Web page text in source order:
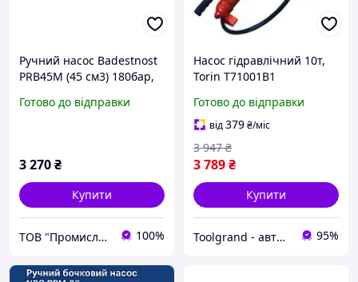
Ручний насос Badestnost
PRB45M (45 см3) 180бар,
клапану
Готово до відправки
3 270₴
Купити
ТОВ "Промислова Гідравліка" 100%
Насос гідравлічний 10т,
Torin T71001B1
Готово до відправки
від379₴/міс
3 789₴
3 947 ₴
Купити
Toolgrand - автосервісне обладнання та інструмент 95%